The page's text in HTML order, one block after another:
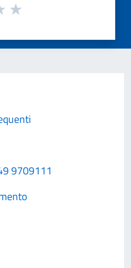
9709111